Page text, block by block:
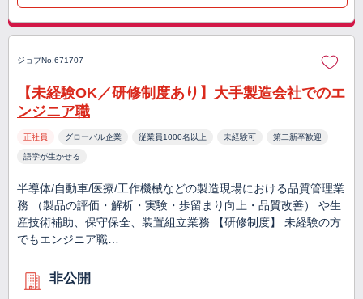
ジョブNo.671707
【未経験OK／研修制度あり】大手製造会社でのエ
ンジニア職
正社員 グローバル企業 従業員1000名以上 未経験可 第二新卒歓迎
語学が生かせる
半導体/自動車/医療/工作機械などの製造現場における品質管理業
務 （製品の評価・解析・実験・歩留まり向上・品質改善） や生
産技術補助、保守保全、装置組立業務 【研修制度】 未経験の方
でもエンジニア職…
非公開